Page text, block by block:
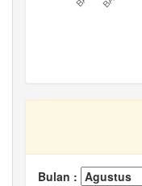
Bulan :